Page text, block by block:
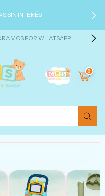
SIN INTERÉS
POR WHATSAPP
0